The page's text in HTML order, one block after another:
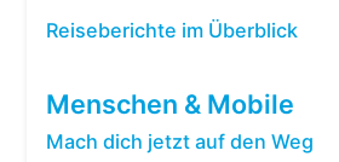
Reiseberichte im Überblick
Menschen & Mobile
Mach dich jetzt auf den Weg